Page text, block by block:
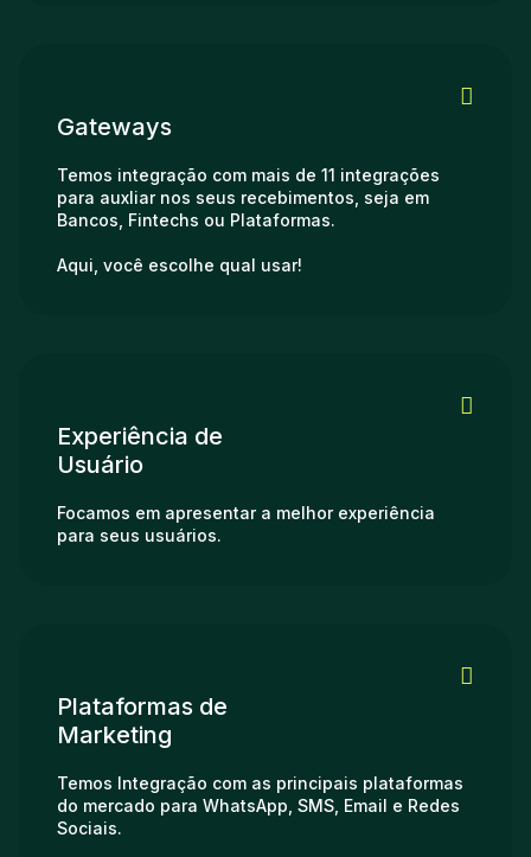
Gateways
Temos integração com mais de 11 integrações
para auxliar nos seus recebimentos, seja em
Bancos, Fintechs ou Plataformas.
Aqui, você escolhe qual usar!
Experiência de
Usuário
Focamos em apresentar a melhor experiência
para seus usuários.
Plataformas de
Marketing
Temos Integração com as principais plataformas
do mercado para WhatsApp, SMS, Email e Redes
Sociais.